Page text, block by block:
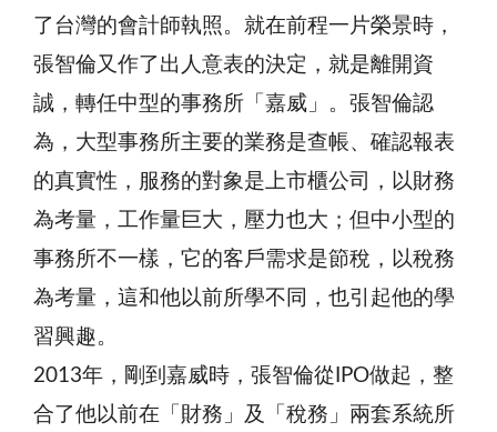
了台灣的會計師執照。就在前程一片榮景時，
張智倫又作了出人意表的決定，就是離開資
誠，轉任中型的事務所「嘉威」。張智倫認
為，大型事務所主要的業務是查帳、確認報表
的真實性，服務的對象是上市櫃公司，以財務
為考量，工作量巨大，壓力也大；但中小型的
事務所不一樣，它的客戶需求是節稅，以稅務
為考量，這和他以前所學不同，也引起他的學
習興趣。
2013年，剛到嘉威時，張智倫從IPO做起，整
合了他以前在「財務」及「稅務」兩套系統所